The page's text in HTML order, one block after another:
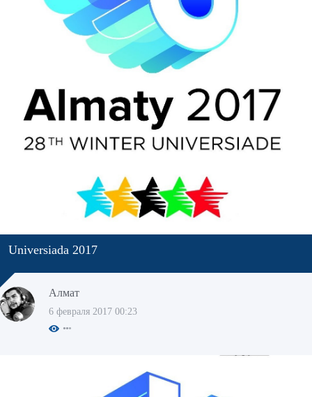
Universiada 2017
Алмат
6 февраля 2017 00:23